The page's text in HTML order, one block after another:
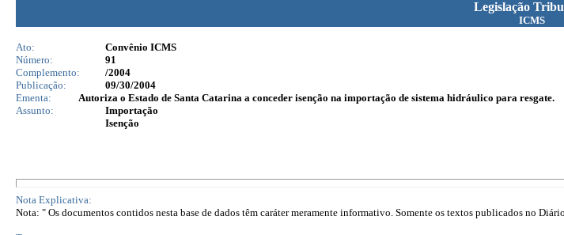
Legislação
ICMS
Ato:
Convênio ICMS
Número:
91
Complemento:
/2004
Publicação:
09/30/2004
Ementa:
Autoriza o Estado de Santa Catarina a conceder isenção na importação de sistema hidráulico para resgate.
Assunto:
Importação
Isenção
Nota Explicativa:
Nota: " Os documentos contidos nesta base de dados têm caráter meramente informativo. Somente os textos publicados no